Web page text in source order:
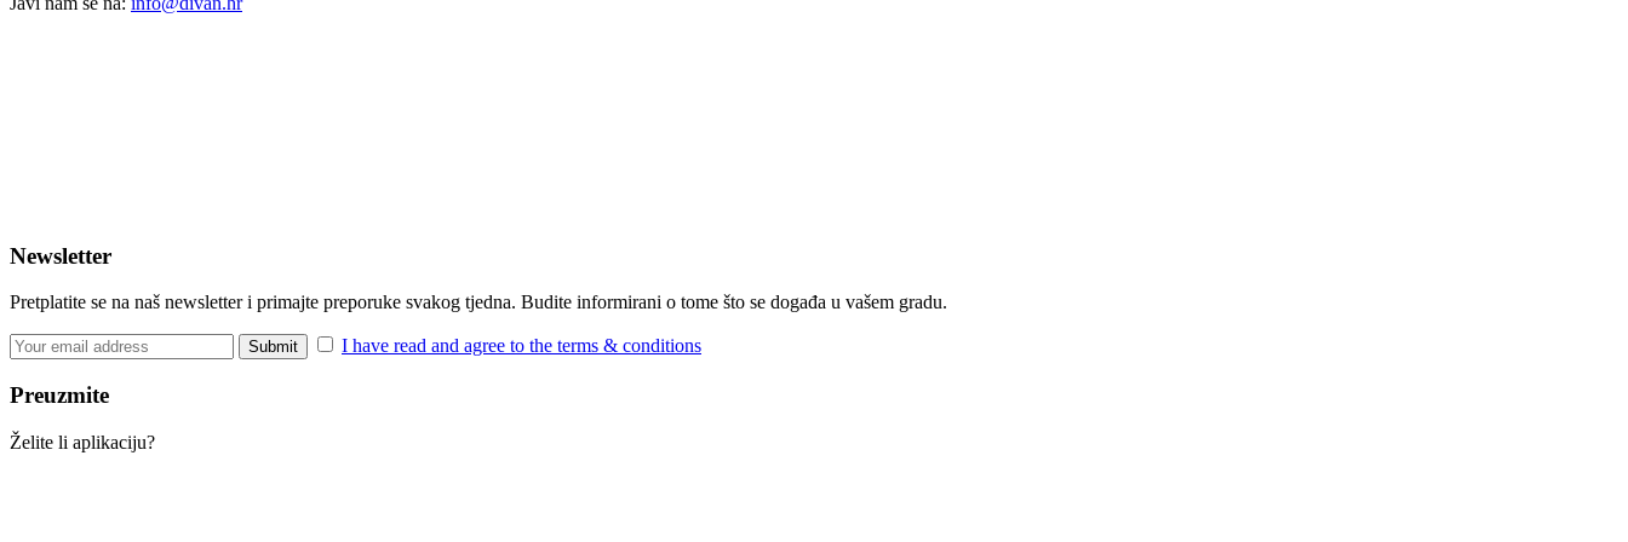
Newsletter
Pretplatite se na naš newsletter i primajte preporuke svakog tjedna. Budite informirani o tome što se događa u vašem gradu.
I have read and agree to the terms & conditions
Preuzmite
Želite li aplikaciju?